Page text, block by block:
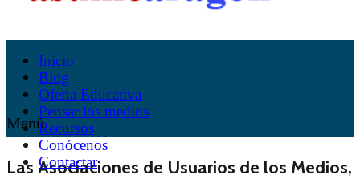
Inicio
Blog
Oferta Educativa
Pensar los medios
Recursos
Conócenos
Contactar
Menú
Las Asociaciones de Usuarios de los Medios,